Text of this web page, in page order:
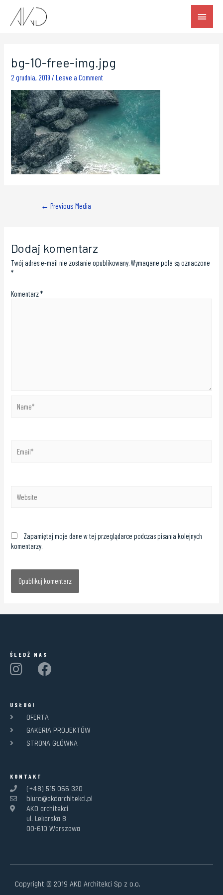
bg-10-free-img.jpg
2 grudnia, 2019 /Leave a Comment
← Previous Media
Dodaj komentarz
Twój adres e-mail nie zostanie opublikowany.Wymagane pola są oznaczone
*
Komentarz*
Zapamiętaj moje dane w tej przeglądarce podczas pisania kolejnych
komentarzy.
ŚLEDŹ NAS
USŁUGI
OFERTA
GAKERIA PROJEKTÓW
STRONA GŁÓWNA
KONTAKT
(+48) 515 066 320
biuro@akdarchitekci.pl
AKD architekci
ul. Lekarska 8
00-610 Warszawa
Copyright © 2019 AKD Architekci Sp z o.o.